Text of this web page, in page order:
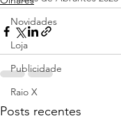
Novidades
Loja
Publicidade
Raio X
Posts recentes